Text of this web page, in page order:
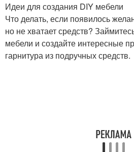
Идеи для создания DIY мебели
Что делать, если появилось
но не хватает средств?
мебели и создайте интересные
гарнитура из подручных средств.